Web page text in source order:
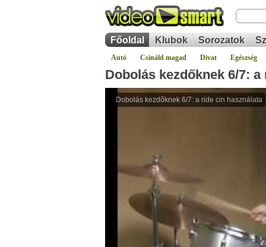
Főoldal Klubok Sorozatok
Autó Csináld magad Divat Egészség
Dobolás kezdőknek 6/7: